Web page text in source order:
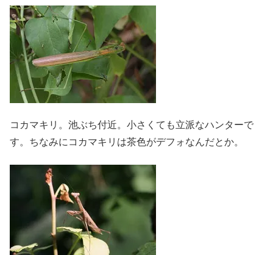
コカマキリ。池ぶち付近。小さくても立派なハンターで
す。ちなみにコカマキリは茶色がデフォなんだとか。